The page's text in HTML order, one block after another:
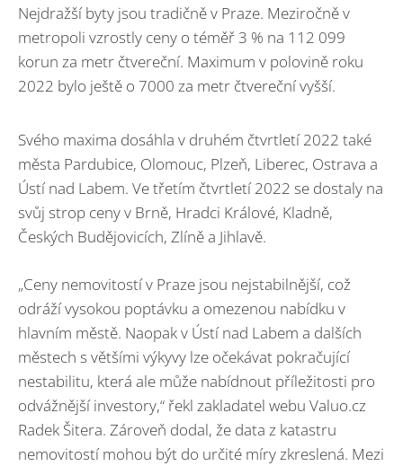
Nejdražší byty jsou tradičně v Praze. Meziročně v
metropoli vzrostly ceny o téměř 3 % na 112 099
korun za metr čtvereční. Maximum v polovině roku
2022 bylo ještě o 7000 za metr čtvereční vyšší.
Svého maxima dosáhla v druhém čtvrtletí 2022 také
města Pardubice, Olomouc, Plzeň, Liberec, Ostrava a
Ústí nad Labem. Ve třetím čtvrtletí 2022 se dostaly na
svůj strop ceny v Brně, Hradci Králové, Kladně,
Českých Budějovicích, Zlíně a Jihlavě.
„Ceny nemovitostí v Praze jsou nejstabilnější, což
odráží vysokou poptávku a omezenou nabídku v
hlavním městě. Naopak v Ústí nad Labem a dalších
městech s většími výkyvy lze očekávat pokračující
nestabilitu, která ale může nabídnout příležitosti pro
odvážnější investory,“ řekl zakladatel webu Valuo.cz
Radek Šitera. Zároveň dodal, že data z katastru
nemovitostí mohou být do určité míry zkreslená. Mezi